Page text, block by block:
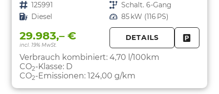
Fahrzeugnr. 125991 Getriebe Schalt. 6-Gang
Kraftstoff Diesel Leistung 85 kW (116 PS)
29.983,– €
incl. 19% MwSt.
DETAILS
Verbrauch kombiniert: 4,70 l/100km
CO2-Klasse: D
CO2-Emissionen: 124,00 g/km